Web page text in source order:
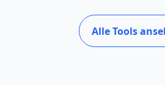
Alle Tools